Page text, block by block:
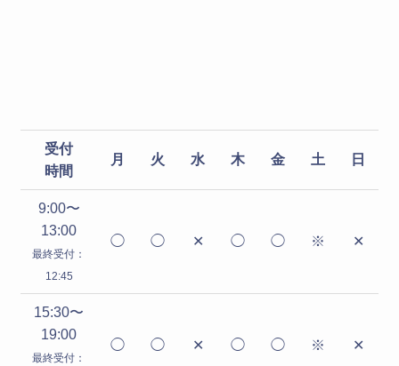
受付
時間
月 火 水 木 金 土 日
9:00〜
13:00
最終受付：
12:45
◯ ◯ ✕ ◯ ◯ ※ ✕
15:30〜
19:00
最終受付：
◯ ◯ ✕ ◯ ◯ ※ ✕